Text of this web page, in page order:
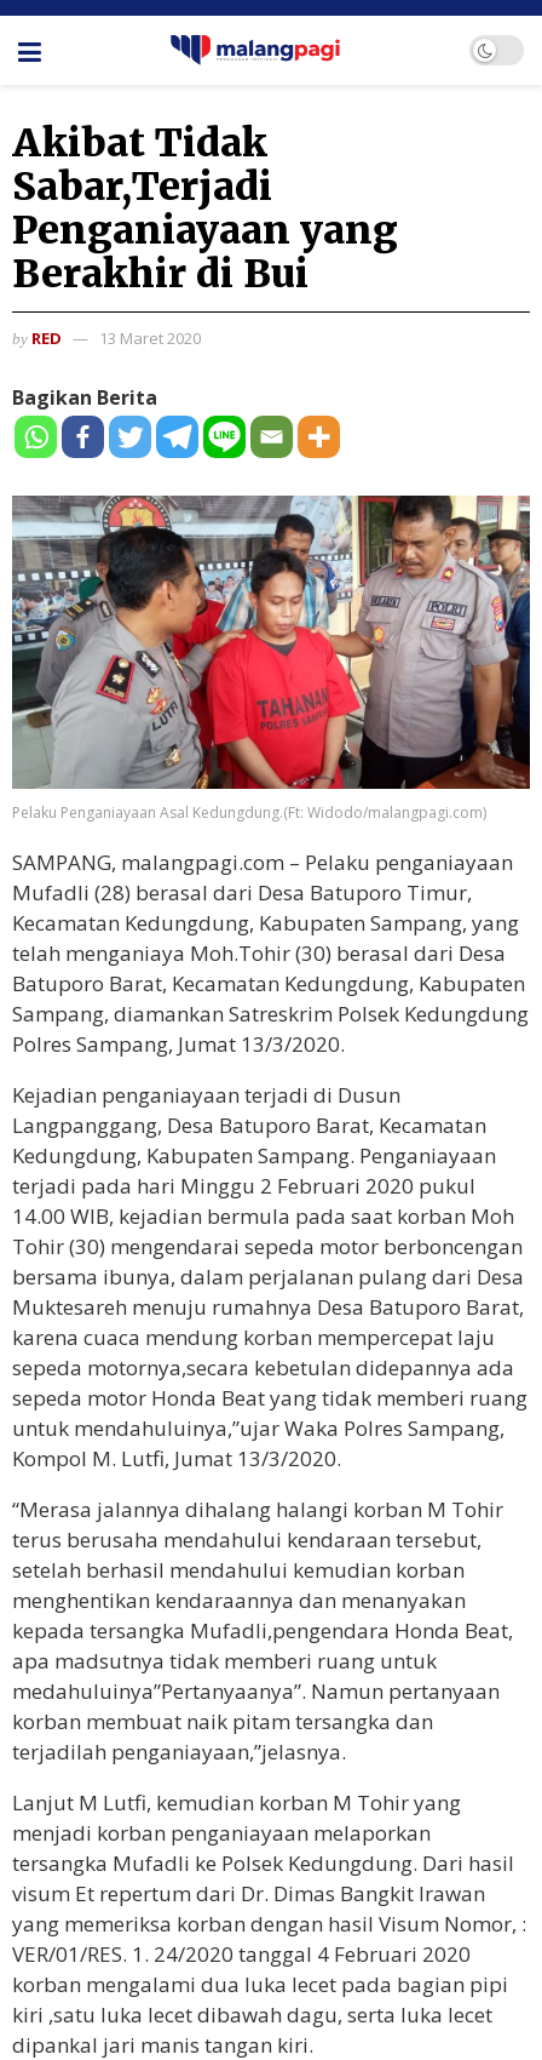
Akibat Tidak
Sabar,Terjadi
Penganiayaan yang
Berakhir di Bui
by RED 13 Maret 2020
Bagikan Berita
Pelaku Penganiayaan Asal Kedungdung.(Ft: Widodo/malangpagi.com)
SAMPANG, malangpagi.com – Pelaku penganiayaan
Mufadli (28) berasal dari Desa Batuporo Timur,
Kecamatan Kedungdung, Kabupaten Sampang, yang
telah menganiaya Moh.Tohir (30) berasal dari Desa
Batuporo Barat, Kecamatan Kedungdung, Kabupaten
Sampang, diamankan Satreskrim Polsek Kedungdung
Polres Sampang, Jumat 13/3/2020.
Kejadian penganiayaan terjadi di Dusun
Langpanggang, Desa Batuporo Barat, Kecamatan
Kedungdung, Kabupaten Sampang. Penganiayaan
terjadi pada hari Minggu 2 Februari 2020 pukul
14.00 WIB, kejadian bermula pada saat korban Moh
Tohir (30) mengendarai sepeda motor berboncengan
bersama ibunya, dalam perjalanan pulang dari Desa
Muktesareh menuju rumahnya Desa Batuporo Barat,
karena cuaca mendung korban mempercepat laju
sepeda motornya,secara kebetulan didepannya ada
sepeda motor Honda Beat yang tidak memberi ruang
untuk mendahuluinya,”ujar Waka Polres Sampang,
Kompol M. Lutfi, Jumat 13/3/2020.
“Merasa jalannya dihalang halangi korban M Tohir
terus berusaha mendahului kendaraan tersebut,
setelah berhasil mendahului kemudian korban
menghentikan kendaraannya dan menanyakan
kepada tersangka Mufadli,pengendara Honda Beat,
apa madsutnya tidak memberi ruang untuk
medahuluinya”Pertanyaanya”. Namun pertanyaan
korban membuat naik pitam tersangka dan
terjadilah penganiayaan,”jelasnya.
Lanjut M Lutfi, kemudian korban M Tohir yang
menjadi korban penganiayaan melaporkan
tersangka Mufadli ke Polsek Kedungdung. Dari hasil
visum Et repertum dari Dr. Dimas Bangkit Irawan
yang memeriksa korban dengan hasil Visum Nomor, :
VER/01/RES. 1. 24/2020 tanggal 4 Februari 2020
korban mengalami dua luka lecet pada bagian pipi
kiri ,satu luka lecet dibawah dagu, serta luka lecet
dipankal jari manis tangan kiri.